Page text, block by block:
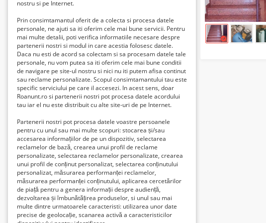
Perioadă
Orice vârstă
Numai articole cu imagine
Preț: Lei0 - Lei3488400
Căutare
Abonați-vă la această căutare
Curățați câmpurile
nostru si pe Internet.
Prin consimtamantul oferit de a colecta si procesa datele
personale, ne ajuti sa iti oferim cele mai bune servicii. Pentru
mai multe detalii, poti verifica informatiile necesare despre
partenerii nostri si modul in care acestia folosesc datele.
Daca nu esti de acord sa colectam si sa procesam datele tale
personale, nu vom putea sa iti oferim cele mai bune conditii
de navigare pe site-ul nostru si nici nu iti putem afisa continut
sau reclame personalizate. Scopul consimtamantului tau este
specific serviciului pe care il accesezi. In acest sens, doar
Roanunt.ro si partenerii nostri pot procesa datele acordului
tau iar el nu este distribuit cu alte site-uri de pe Internet.
Partenerii nostri pot procesa datele voastre persoanele
pentru cu unul sau mai multe scopuri: stocarea și/sau
accesarea informațiilor de pe un dispozitiv, selectarea
reclamelor de bază, crearea unui profil de reclame
personalizate, selectarea reclamelor personalizate, crearea
unui profil de conținut personalizat, selectarea conținutului
personalizat, măsurarea performanței reclamelor,
măsurarea performanței conținutului, aplicarea cercetărilor
de piață pentru a genera informații despre audiență,
dezvoltarea și îmbunătățirea produselor, si unul sau mai
multe dintre urmatoarele caracteristi: utilizarea unor date
precise de geolocație, scanarea activă a caracteristicilor